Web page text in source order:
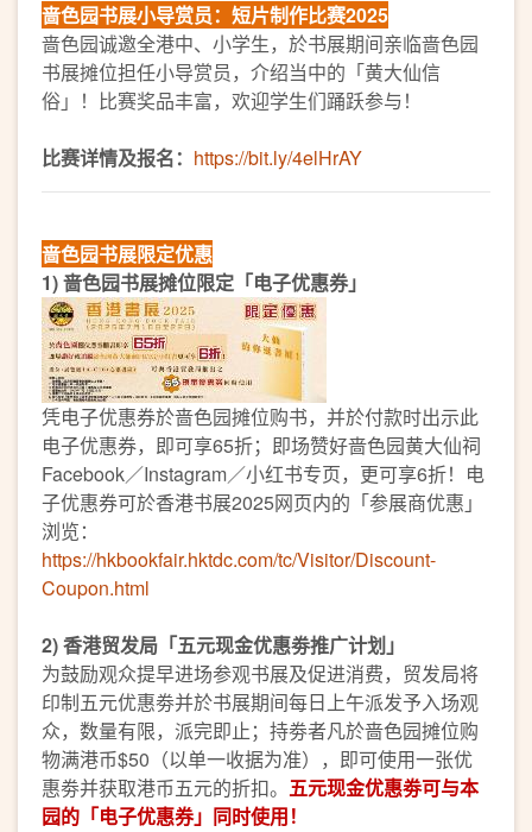
啬色园书展小导赏员：短片制作比赛2025
啬色园诚邀全港中、小学生，於书展期间亲临啬色园
书展摊位担任小导赏员，介绍当中的「黄大仙信
俗」！比赛奖品丰富，欢迎学生们踊跃参与！
比赛详情及报名： https://bit.ly/4elHrAY
啬色园书展限定优惠
1) 啬色园书展摊位限定「电子优惠券」
凭电子优惠券於啬色园摊位购书，并於付款时出示此
电子优惠券，即可享65折；即场赞好啬色园黄大仙祠
Facebook／Instagram／小红书专页，更可享6折！电
子优惠券可於香港书展2025网页内的「参展商优惠」
浏览：
https://hkbookfair.hktdc.com/tc/Visitor/Discount-
Coupon.html
2) 香港贸发局「五元现金优惠劵推广计划」
为鼓励观众提早进场参观书展及促进消费，贸发局将
印制五元优惠劵并於书展期间每日上午派发予入场观
众，数量有限，派完即止；持劵者凡於啬色园摊位购
物满港币$50（以单一收据为准），即可使用一张优
惠劵并获取港币五元的折扣。 五元现金优惠劵可与本
园的「电子优惠券」同时使用！